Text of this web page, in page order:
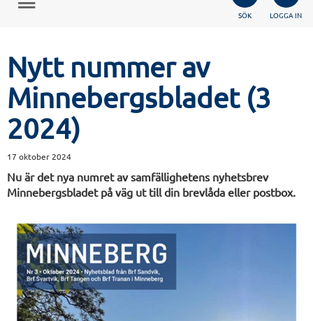
SÖK LOGGA IN
Nytt nummer av
Minnebergsbladet (3
2024)
17 oktober 2024
Nu är det nya numret av samfällighetens nyhetsbrev
Minnebergsbladet på väg ut till din brevlåda eller postbox.